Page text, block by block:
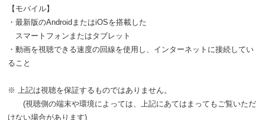
【モバイル】
・最新版のAndroidまたはiOSを搭載した
スマートフォンまたはタブレット
・動画を視聴できる速度の回線を使用し、インターネットに接続してい
ること
※ 上記は視聴を保証するものではありません。
(視聴側の端末や環境によっては、上記にあてはまってもご覧いただ
けない場合があります)